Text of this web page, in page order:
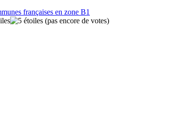
françaises en zone B1
(pas encore de votes)